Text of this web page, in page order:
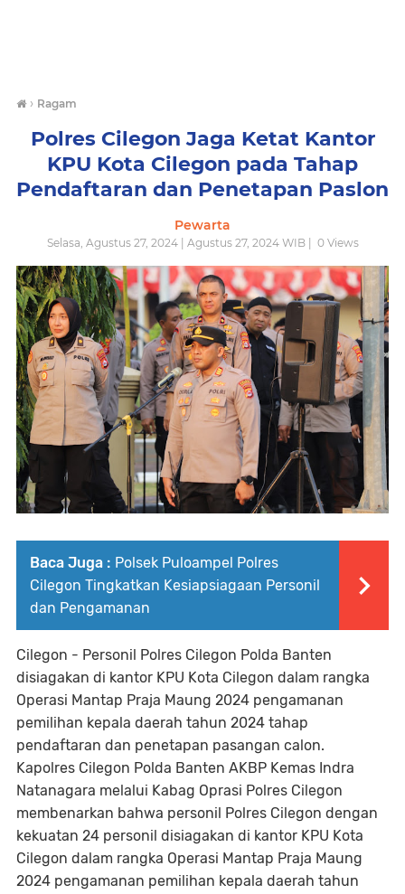
› Ragam
Polres Cilegon Jaga Ketat Kantor
KPU Kota Cilegon pada Tahap
Pendaftaran dan Penetapan Paslon
Pewarta
Selasa, Agustus 27, 2024 | Agustus 27, 2024 WIB | 0Views
Baca Juga : Polsek Puloampel Polres
Cilegon Tingkatkan Kesiapsiagaan Personil
dan Pengamanan
Cilegon - Personil Polres Cilegon Polda Banten
disiagakan di kantor KPU Kota Cilegon dalam rangka
Operasi Mantap Praja Maung 2024 pengamanan
pemilihan kepala daerah tahun 2024 tahap
pendaftaran dan penetapan pasangan calon.
Kapolres Cilegon Polda Banten AKBP Kemas Indra
Natanagara melalui Kabag Oprasi Polres Cilegon
membenarkan bahwa personil Polres Cilegon dengan
kekuatan 24 personil disiagakan di kantor KPU Kota
Cilegon dalam rangka Operasi Mantap Praja Maung
2024 pengamanan pemilihan kepala daerah tahun